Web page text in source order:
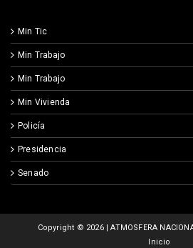
Min Tic
Min Trabajo
Min Trabajo
Min Vivienda
Policía
Presidencia
Senado
Copyright © 2026 | ATMOSFERA
Inicio